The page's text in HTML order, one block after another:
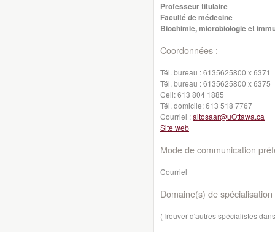
Professeur titulaire
Faculté de médecine
Biochimie, microbiologie et
Coordonnées :
Tél. bureau :6135625800 x 6371
Tél. bureau :6135625800 x 6375
Cell:613 804 1885
Tél. domicile:613 518 7767
Courriel :altosaar@uOttawa.ca
Site web
Mode de communication
Courriel
Domaine(s) de spécialisation
(Trouver d'autres spécialistes